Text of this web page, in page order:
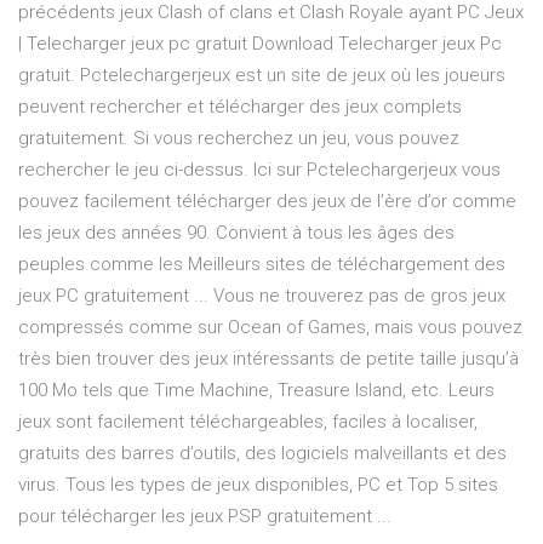
précédents jeux Clash of clans et Clash Royale ayant PC Jeux
| Telecharger jeux pc gratuit Download Telecharger jeux Pc
gratuit. Pctelechargerjeux est un site de jeux où les joueurs
peuvent rechercher et télécharger des jeux complets
gratuitement. Si vous recherchez un jeu, vous pouvez
rechercher le jeu ci-dessus. Ici sur Pctelechargerjeux vous
pouvez facilement télécharger des jeux de l’ère d’or comme
les jeux des années 90. Convient à tous les âges des
peuples comme les Meilleurs sites de téléchargement des
jeux PC gratuitement ... Vous ne trouverez pas de gros jeux
compressés comme sur Ocean of Games, mais vous pouvez
très bien trouver des jeux intéressants de petite taille jusqu’à
100 Mo tels que Time Machine, Treasure Island, etc. Leurs
jeux sont facilement téléchargeables, faciles à localiser,
gratuits des barres d’outils, des logiciels malveillants et des
virus. Tous les types de jeux disponibles, PC et Top 5 sites
pour télécharger les jeux PSP gratuitement ...